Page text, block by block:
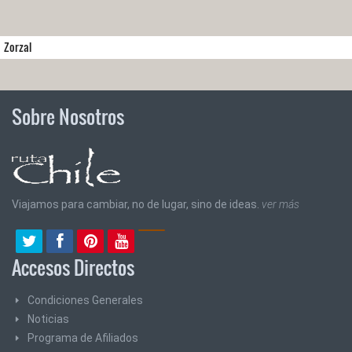
Zorzal
Sobre Nosotros
Viajamos para cambiar, no de lugar, sino de ideas. ver más
Accesos Directos
Condiciones Generales
Noticias
Programa de Afiliados